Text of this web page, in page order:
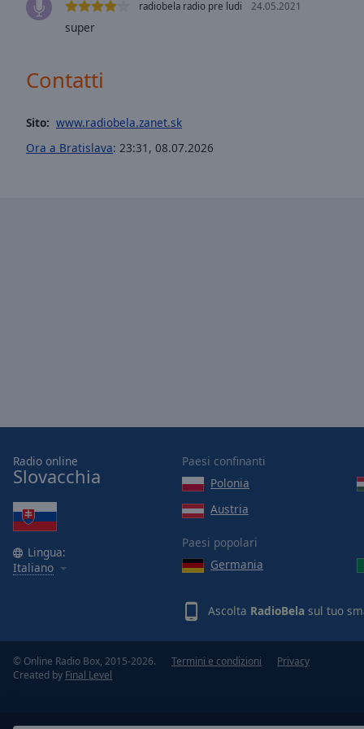
Font
Edge
Style
Font
Reset
Done
Close
End
radiobela radio pre ludi 24.05.2021
super
Contatti
Sito: www.radiobela.zanet.sk
Ora a Bratislava: 23:31 , 08.07.2026
Radio online
Slovacchia
Lingua:
Italiano
Paesi confinanti
Polonia
Austria
Paesi popolari
Germania
Ascolta RadioBela sul tuo
© Online Radio Box, 2015-2026.
Created by Final Level
Termini e condizioni Privacy